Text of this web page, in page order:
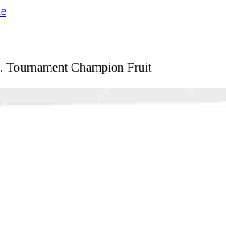
Champion Fruit